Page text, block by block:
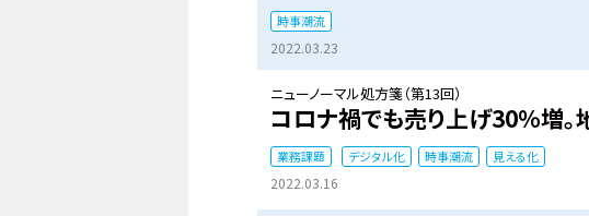
時事潮流
2022.03.23
ニューノーマル処方箋（第13回）
コロナ禍でも売り上げ30%増
業務課題 デジタル化 時事潮流 見える化
2022.03.16